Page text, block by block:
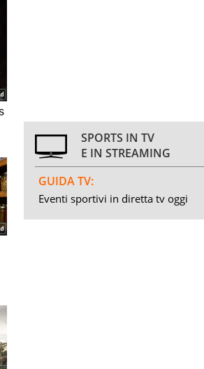
SPORTS IN TV
E IN STREAMING
GUIDA TV:
Eventi sportivi in diretta tv oggi